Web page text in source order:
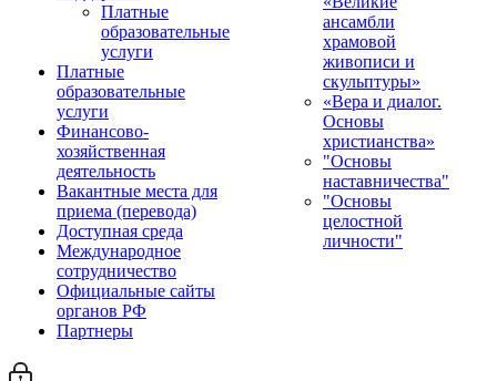
Платные
образовательные
услуги
Платные
образовательные
услуги
Финансово-
хозяйственная
деятельность
Вакантные места для
приема (перевода)
Доступная среда
Международное
сотрудничество
Официальные сайты
органов РФ
Партнеры
ансамбли
храмовой
живописи и
скульптуры»
«Вера и диалог.
Основы
христианства»
"Основы
наставничества"
"Основы
целостной
личности"